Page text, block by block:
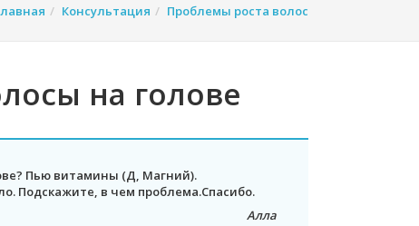
Консультация Проблемы роста волос
на голове
Пью витамины (Д, Магний).
Подскажите, в чем проблема.Спасибо.
Алла